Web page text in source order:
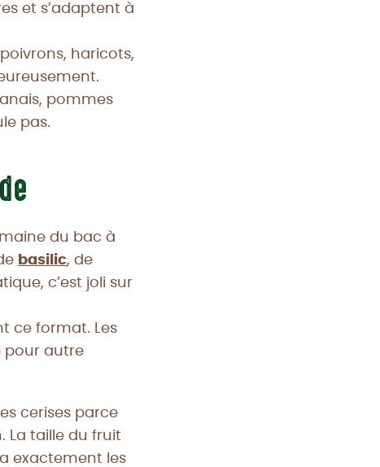
et s’adaptent à
haricots,
pommes
pas.
du bac à
basilic, de
c’est joli sur
ce format. Les
pour autre
cerises parce
La taille du fruit
exactement les